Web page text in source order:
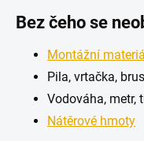
Bez čeho se
Montážní
Pila, vrtačka,
Vodováha, metr,
Nátěrové hmoty